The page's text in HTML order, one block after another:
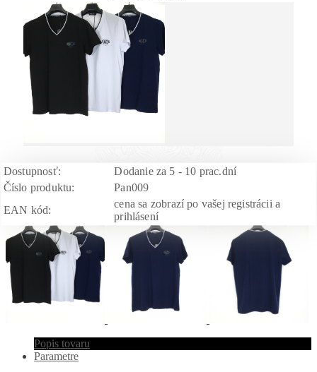
Dostupnosť:
Dodanie za 5 - 10 prac.dní
Číslo produktu:
Pan009
EAN kód:
cena sa zobrazí po vašej registrácii a
prihlásení
Popis tovaru
Parametre